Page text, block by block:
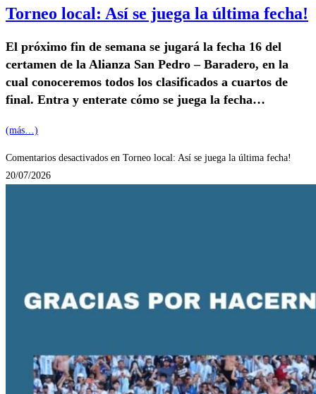
Torneo local: Así se juega la última fecha!
El próximo fin de semana se jugará la fecha 16 del
certamen de la Alianza San Pedro – Baradero, en la
cual conoceremos todos los clasificados a cuartos de
final. Entra y enterate cómo se juega la fecha…
(más…)
Comentarios desactivados en Torneo local: Así se juega la última fecha!
20/07/2026